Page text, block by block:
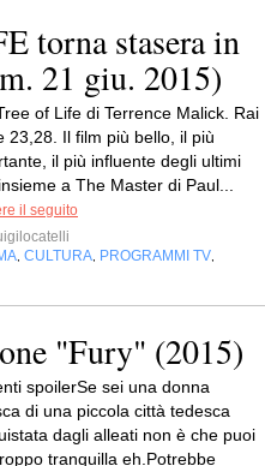
torna stasera in
21 giu. 2015)
of Life di Terrence Malick. Rai
23,28. Il film più bello, il più
il più influente degli ultimi
a The Master di Paul...
il seguito
CULTURA PROGRAMMI TV
"Fury" (2015)
spoilerSe sei una donna
di una piccola città tedesca
dagli alleati non è che puoi
tranquilla eh.Potrebbe